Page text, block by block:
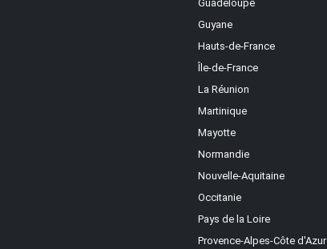
Guadeloupe
Guyane
Hauts-de-France
Île-de-France
La Réunion
Martinique
Mayotte
Normandie
Nouvelle-Aquitaine
Occitanie
Pays de la Loire
Provence-Alpes-Côte d'Azur